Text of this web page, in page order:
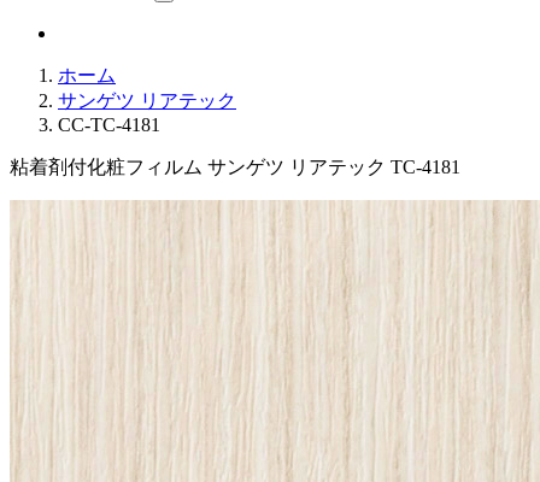
ホーム
サンゲツ リアテック
CC-TC-4181
粘着剤付化粧フィルム サンゲツ リアテック TC-4181